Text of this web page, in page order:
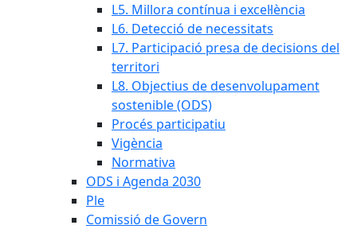
L5. Millora contínua i excel·lència
L6. Detecció de necessitats
L7. Participació presa de decisions del
territori
L8. Objectius de desenvolupament
sostenible (ODS)
Procés participatiu
Vigència
Normativa
ODS i Agenda 2030
Ple
Comissió de Govern